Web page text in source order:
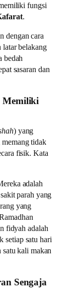
fungsi
.
dengan cara
latar belakang
bedah
sasaran dan
Memiliki
) yang
tidak
fisik. Kata
adalah
parah yang
yang
fidyah adalah
setiap satu hari
satu kali makan
Sengaja